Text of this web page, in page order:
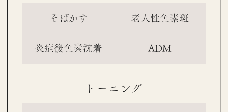
そばかす 老人性色素斑
炎症後色素沈着 ADM
トーニング